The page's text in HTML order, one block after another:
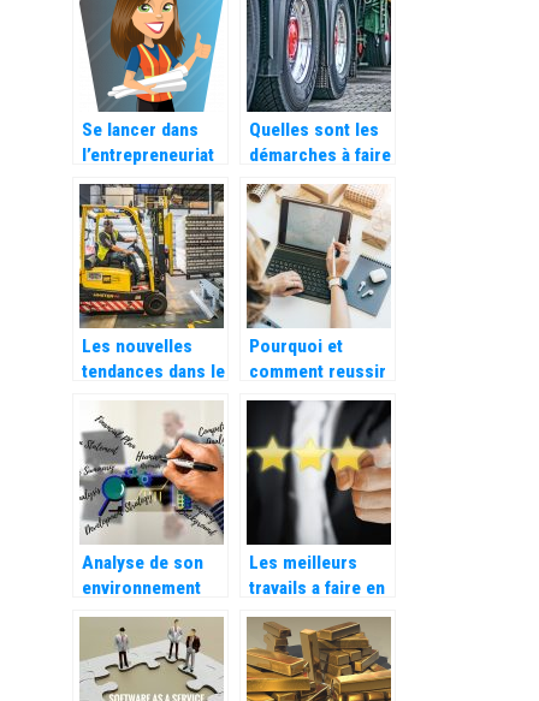
Se lancer dans
l’entrepreneuriat
pour gagner sa
vie
Quelles sont les
démarches à faire
pour créer une
société de
transport ?
Les nouvelles
tendances dans le
stockage et
l’aménagement
professionnel
Pourquoi et
comment reussir
la digitaliser son
entreprise ?
Analyse de son
environnement
concurrentiel,
que signifie
exactement les
cinq forces de
Les meilleurs
travails a faire en
ligne